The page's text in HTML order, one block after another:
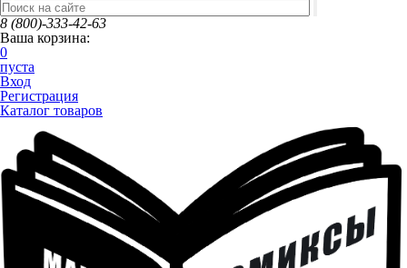
8 (800)-333-42-63
Ваша корзина:
0
пуста
Вход
Регистрация
Каталог товаров